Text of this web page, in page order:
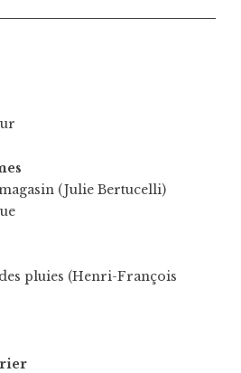
(Julie Bertucelli)
pluies (Henri-François